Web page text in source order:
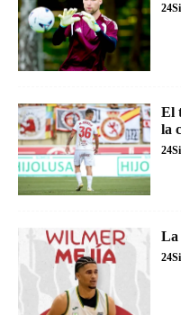
El
la
La